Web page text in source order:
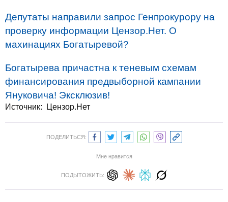
Депутаты направили запрос Генпрокурору на
проверку информации Цензор.Нет. О
махинациях Богатыревой?
Богатырева причастна к теневым схемам
финансирования предвыборной кампании
Януковича! Эксклюзив!
Источник: Цензор.Нет
ПОДЕЛИТЬСЯ:
Мне нравится
ПОДЫТОЖИТЬ: